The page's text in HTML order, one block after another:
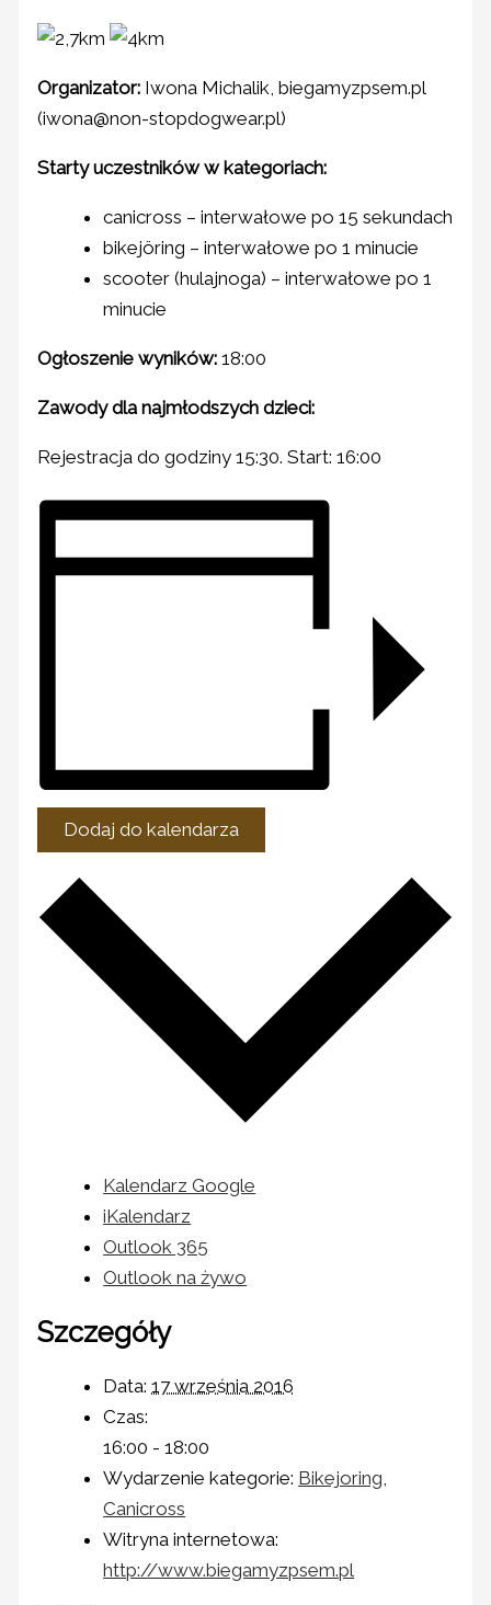
Organizator: Iwona Michalik, biegamyzpsem.pl
(iwona@non-stopdogwear.pl)
Starty uczestników w kategoriach:
canicross – interwałowe po 15 sekundach
bikejöring – interwałowe po 1 minucie
scooter (hulajnoga) – interwałowe po 1
minucie
Ogłoszenie wyników: 18:00
Zawody dla najmłodszych dzieci:
Rejestracja do godziny 15:30. Start: 16:00
Dodaj do kalendarza
Kalendarz Google
iKalendarz
Outlook 365
Outlook na żywo
Szczegóły
Data: 17 września 2016
Czas:
16:00 - 18:00
Wydarzenie kategorie: Bikejoring
Canicross
Witryna internetowa:
http://www.biegamyzpsem.pl